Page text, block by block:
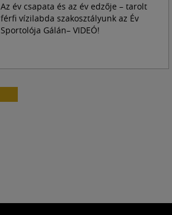
Az év csapata és az év edzője – tarolt
férfi vízilabda szakosztályunk az Év
Sportolója Gálán– VIDEÓ!